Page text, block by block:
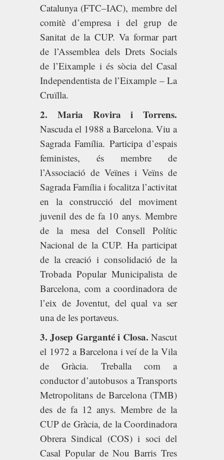
Catalunya (FTC–IAC), membre del
comitè d’empresa i del grup de
Sanitat de la CUP. Va formar part
de l’Assemblea dels Drets Socials
de l’Eixample i és sòcia del Casal
Independentista de l’Eixample – La
Cruïlla.
2. Maria Rovira i Torrens.
Nascuda el 1988 a Barcelona. Viu a
Sagrada Família. Participa d’espais
feministes, és membre de
l’Associació de Veïnes i Veïns de
Sagrada Família i focalitza l’activitat
en la construcció del moviment
juvenil des de fa 10 anys. Membre
de la mesa del Consell Polític
Nacional de la CUP. Ha participat
de la creació i consolidació de la
Trobada Popular Municipalista de
Barcelona, com a coordinadora de
l’eix de Joventut, del qual va ser
una de les portaveus.
3. Josep Garganté i Closa. Nascut
el 1972 a Barcelona i veí de la Vila
de Gràcia. Treballa com a
conductor d’autobusos a Transports
Metropolitans de Barcelona (TMB)
des de fa 12 anys. Membre de la
CUP de Gràcia, de la Coordinadora
Obrera Sindical (COS) i soci del
Casal Popular de Nou Barris Tres